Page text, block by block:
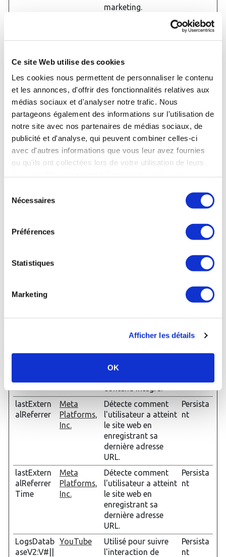
Ce site Web utilise des cookies
Les cookies nous permettent de personnaliser le contenu
et les annonces, d'offrir des fonctionnalités relatives aux
médias sociaux et d'analyser notre trafic. Nous
partageons également des informations sur l'utilisation de
notre site avec nos partenaires de médias sociaux, de
publicité et d'analyse, qui peuvent combiner celles-ci
avec d'autres informations que vous leur avez fournies
ou qu'ils ont collectées lors de votre utilisation de leurs
Nécessaires
Préférences
Statistiques
Marketing
Afficher les détails
OK
marketing.
k_shown
Persista
nt
IDE Google
Utilisé par Google
enregistrer et
signaler les actions
de l'utilisateur du
site après qu'il ait
vu ou cliqué sur une
des pubs de
l'annonceur dans le
but de mesurer
l'efficacité et de
présenter des
w_id
statistiques des
actions de
l'utilisateur.
Persista
nt
LAST_RES
YouTube
Utilisé pour suivre
l'interaction de
contenu intégré.
Session
lastExtern
alReferrer
Meta
Platforms,
Inc.
Détecte comment
l'utilisateur a atteint
le site web en
enregistrant sa
dernière adresse
URL.
Persista
nt
lastExtern
alReferrer
Time
Meta
Platforms,
Inc.
Détecte comment
l'utilisateur a atteint
le site web en
enregistrant sa
dernière adresse
URL.
Persista
nt
LogsDatab
aseV2:V#||
YouTube
Utilisé pour suivre
l'interaction de
Persista
nt